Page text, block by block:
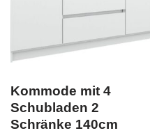
Kommode mit 4
Schubladen 2
Schränke 140cm